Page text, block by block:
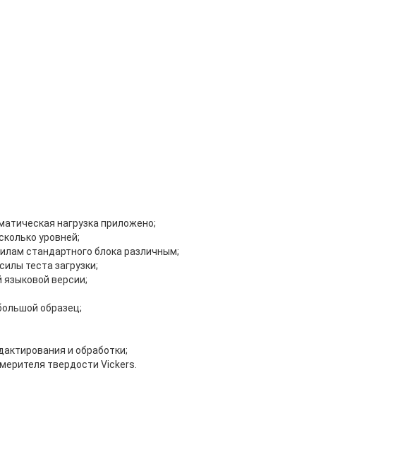
нагрузка приложено;
уровней;
стандартного блока различным;
теста загрузки;
языковой версии;
образец;
и обработки;
твердости Vickers.